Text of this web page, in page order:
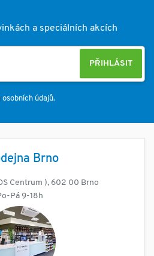
a speciálních akcích
PŘIHLÁSIT
údajů.
Brno
Centrum ), 602 00 Brno
Pá 9-18h